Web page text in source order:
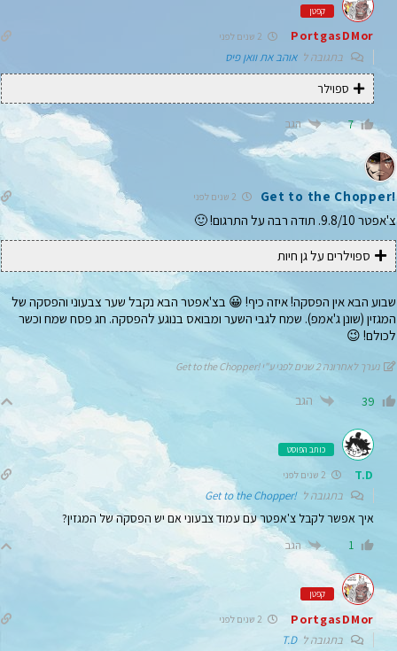
קפטן
PortgasDMor
בתגובה לאוהב את וואן פיס
ספוילר
7 הגב
!Get to the Chopper
צ'אפטר 9.8/10. תודה רבה על התרגום! 🙂
ספוילרים על גן חיות
שבוע הבא אין הפסקה! איזה כיף! 😀 בצ'אפטר הבא נקבל שער צבעוני והפסקה של
המגזין (שונן ג'אמפ). שמח לגבי השער ומבואס בנוגע להפסקה. חג פסח שמח וכשר
לכולם! 😉
נערך לאחרונה 2 שנים לפני ע"י !Get to the Chopper
39 הגב
כותב הפוסט
T.D
בתגובה ל!Get to the Chopper
איך אפשר לקבל צ'אפטר עם עמוד צבעוני אם יש הפסקה של המגזין?
1 הגב
קפטן
PortgasDMor
בתגובה לT.D